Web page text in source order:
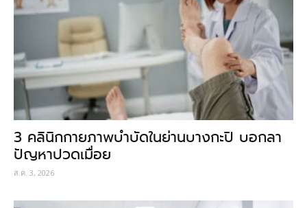
3 คลินิกกายภาพบำบัดในย่านบางกะปิ บอกลา
ปัญหาปวดเมื่อย
ส.ค. 3, 2026